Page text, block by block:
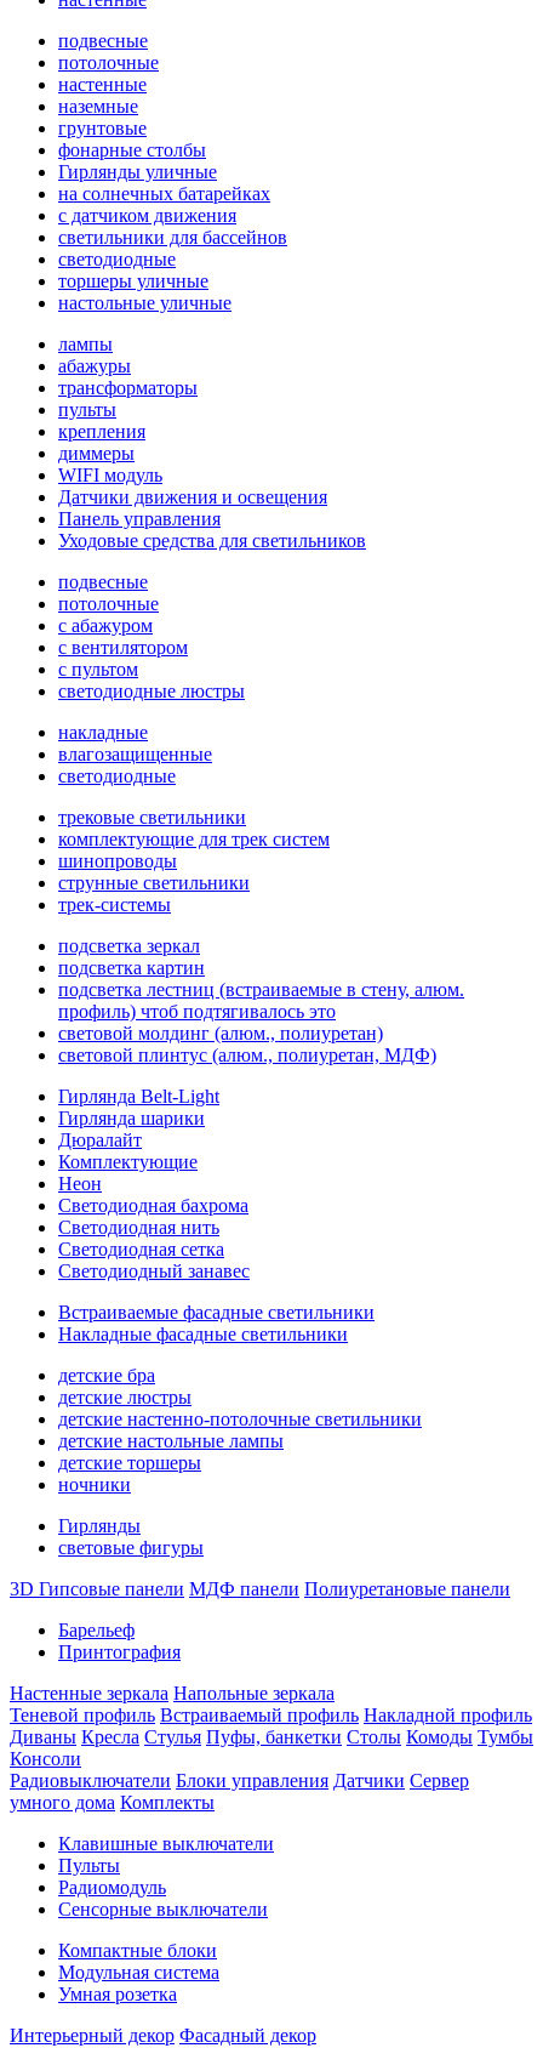
подвесные
потолочные
настенные
наземные
грунтовые
фонарные столбы
Гирлянды уличные
на солнечных батарейках
с датчиком движения
светильники для бассейнов
светодиодные
торшеры уличные
настольные уличные
лампы
абажуры
трансформаторы
пульты
крепления
диммеры
WIFI модуль
Датчики движения и освещения
Панель управления
Уходовые средства для светильников
подвесные
потолочные
с абажуром
с вентилятором
с пультом
светодиодные люстры
накладные
влагозащищенные
светодиодные
трековые светильники
комплектующие для трек систем
шинопроводы
струнные светильники
трек-системы
подсветка зеркал
подсветка картин
подсветка лестниц (встраиваемые в стену, алюм.
профиль) чтоб подтягивалось это
световой молдинг (алюм., полиуретан)
световой плинтус (алюм., полиуретан, МДФ)
Гирлянда Belt-Light
Гирлянда шарики
Дюралайт
Комплектующие
Неон
Светодиодная бахрома
Светодиодная нить
Светодиодная сетка
Светодиодный занавес
Встраиваемые фасадные светильники
Накладные фасадные светильники
детские бра
детские люстры
детские настенно-потолочные светильники
детские настольные лампы
детские торшеры
ночники
Гирлянды
световые фигуры
3D Гипсовые панели МДФ панели Полиуретановые панели
Барельеф
Принтография
Настенные зеркала Напольные зеркала
Теневой профиль Встраиваемый профиль Накладной профиль
Диваны Кресла Стулья Пуфы, банкетки Столы Комоды Тумбы
Консоли
Радиовыключатели Блоки управления Датчики Сервер
умного дома Комплекты
Клавишные выключатели
Пульты
Радиомодуль
Сенсорные выключатели
Компактные блоки
Модульная система
Умная розетка
Интерьерный декор Фасадный декор